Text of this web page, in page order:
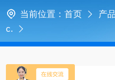
当前位置： 首页 产
c.